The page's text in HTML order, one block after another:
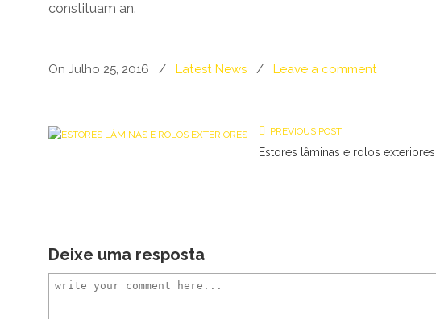
constituam an.
On Julho 25, 2016 / Latest News /Leave a comment
PREVIOUS POST
Estores lâminas e rolos exteriores
Deixe uma resposta